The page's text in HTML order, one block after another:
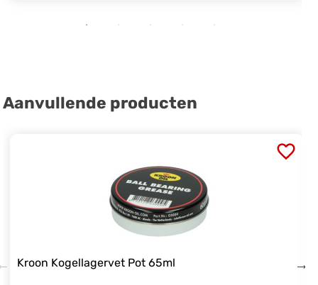
Aanvullende producten
Kroon Kogellagervet Pot 65ml